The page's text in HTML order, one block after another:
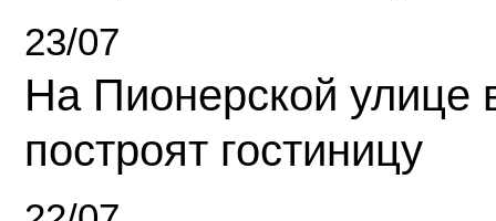
23/07
На Пионерской улице
построят гостиницу